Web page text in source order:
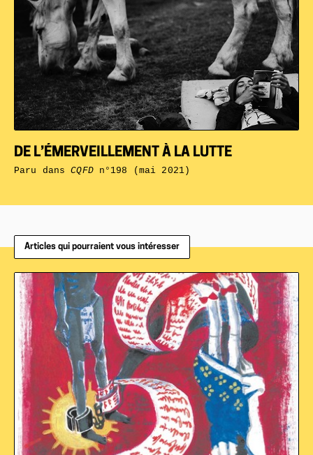
DE L’ÉMERVEILLEMENT À LA LUTTE
Paru dansCQFDn°198 (mai 2021)
Articles qui pourraient vous intéresser